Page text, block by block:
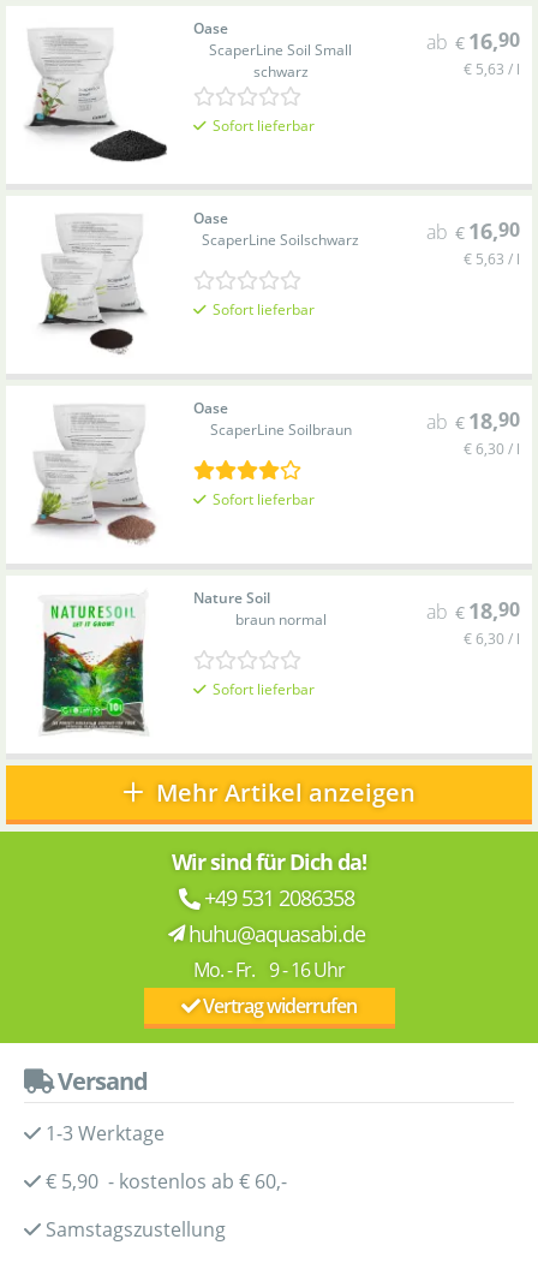
Oase
ScaperLine Soil Small
schwarz
ab € 16,90
€ 5,63 / l
Sofort lieferbar
Oase
ScaperLine Soilschwarz ab € 16,90
€ 5,63 / l
Sofort lieferbar
Oase
ScaperLine Soilbraun ab € 18,90
€ 6,30 / l
Sofort lieferbar
Nature Soil
braun normal
ab € 18,90
€ 6,30 / l
Sofort lieferbar
Mehr Artikel anzeigen
Wir sind für Dich da!
+49 531 2086358
huhu@aquasabi.de
Mo. - Fr. 9 - 16 Uhr
Vertrag widerrufen
Versand
1-3 Werktage
€ 5,90 - kostenlos ab € 60,-
Samstagszustellung